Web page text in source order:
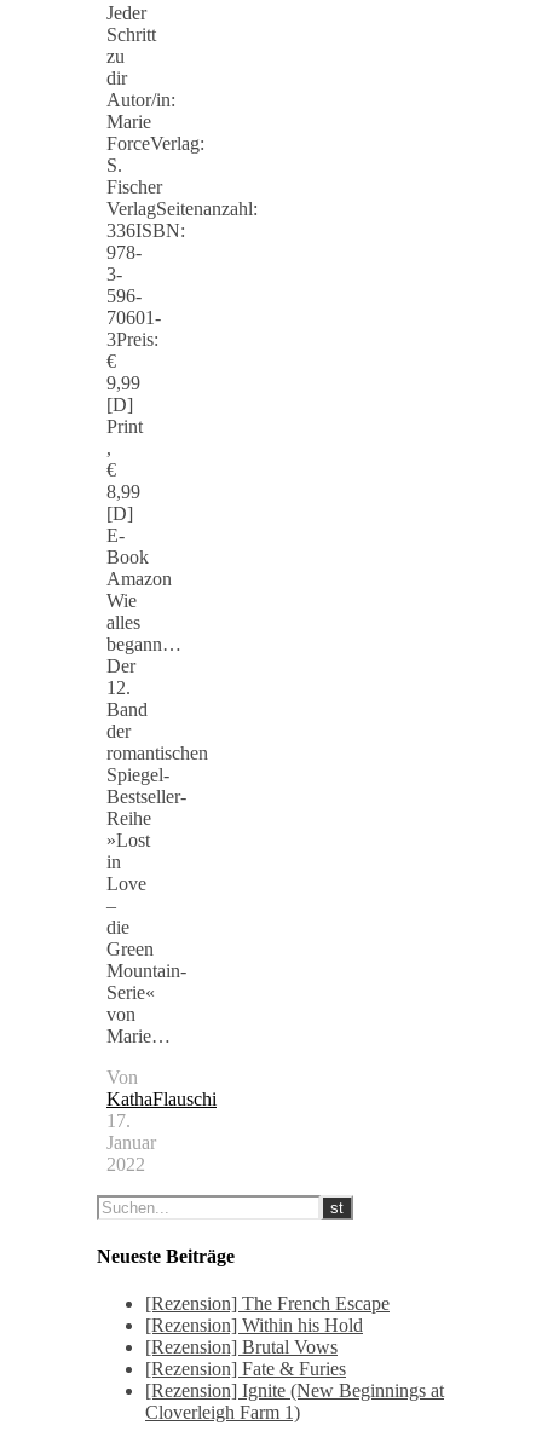
Jeder
Schritt
zu
dir
Autor/in:
Marie
ForceVerlag:
S.
Fischer
VerlagSeitenanzahl:
336ISBN:
978-
3-
596-
70601-
3Preis:
€
9,99
[D]
Print
,
€
8,99
[D]
E-
Book
Amazon
Wie
alles
begann…
Der
12.
Band
der
romantischen
Spiegel-
Bestseller-
Reihe
»Lost
in
Love
–
die
Green
Mountain-
Serie«
von
Marie…
Von
KathaFlauschi
17.
Januar
2022
Neueste Beiträge
[Rezension] The French Escape
[Rezension] Within his Hold
[Rezension] Brutal Vows
[Rezension] Fate & Furies
[Rezension] Ignite (New Beginnings at
Cloverleigh Farm 1)